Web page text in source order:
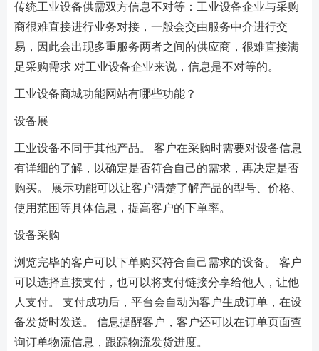
传统工业设备供需双方信息不对等：工业设备企业与采购
商很难直接进行业务对接，一般会交由服务中介进行交
易，因此会出现多重服务两者之间的供应商，很难直接满
足采购需求 对工业设备企业来说，信息是不对等的。
工业设备商城功能网站有哪些功能？
设备展
工业设备不同于其他产品。 客户在采购时需要对设备信息
有详细的了解，以确定是否符合自己的需求，再决定是否
购买。 展示功能可以让客户清楚了解产品的型号、价格、
使用范围等具体信息，提高客户的下单率。
设备采购
浏览完毕的客户可以下单购买符合自己需求的设备。 客户
可以选择直接支付，也可以将支付链接分享给他人，让他
人支付。 支付成功后，平台会自动为客户生成订单，在设
备发货时发送。 信息提醒客户，客户还可以在订单页面查
询订单物流信息，跟踪物流发货进度。